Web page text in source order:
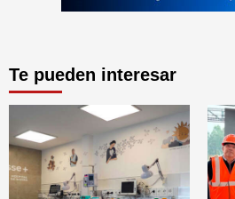
Te pueden interesar